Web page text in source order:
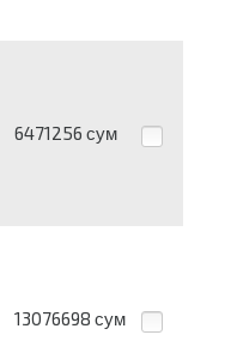
6471256 сум
13076698 сум